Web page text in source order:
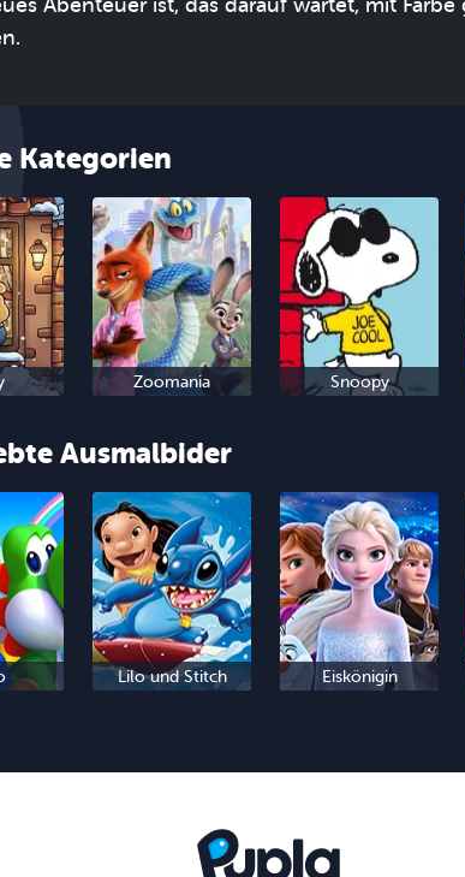
Abenteuer ist, das darauf wartet, mit
Kategorien
Zoomania Snoopy
Ausmalbider
Lilo und Stitch Eiskönigin